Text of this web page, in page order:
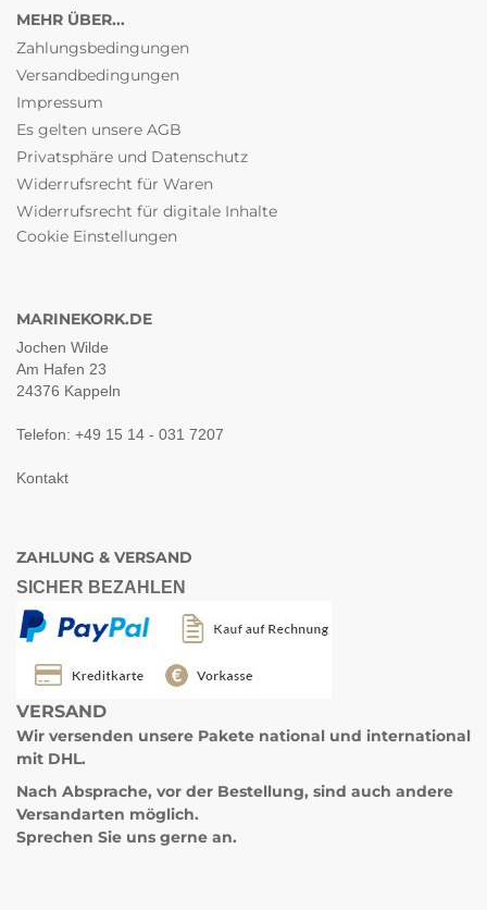
MEHR ÜBER...
Zahlungsbedingungen
Versandbedingungen
Impressum
Es gelten unsere AGB
Privatsphäre und Datenschutz
Widerrufsrecht für Waren
Widerrufsrecht für digitale Inhalte
Cookie Einstellungen
MARINEKORK.DE
Jochen Wilde
Am Hafen 23
24376 Kappeln
Telefon: +49 15 14 - 031 7207
Kontakt
ZAHLUNG & VERSAND
SICHER BEZAHLEN
VERSAND
Wir versenden unsere Pakete national und international
mit DHL.
Nach Absprache, vor der Bestellung, sind auch andere
Versandarten möglich.
Sprechen Sie uns gerne an.